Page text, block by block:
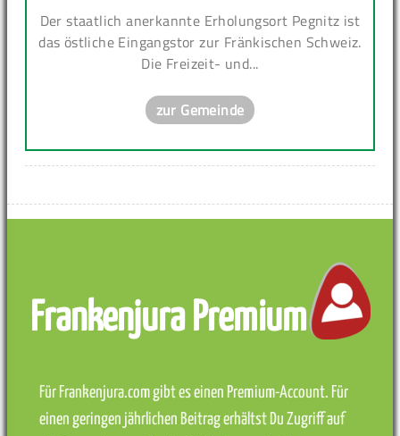
Der staatlich anerkannte Erholungsort Pegnitz ist
das östliche Eingangstor zur Fränkischen Schweiz.
Die Freizeit- und...
zur Gemeinde
Frankenjura Premium
Für Frankenjura.com gibt es einen Premium-Account. Für
einen geringen jährlichen Beitrag erhältst Du Zugriff auf